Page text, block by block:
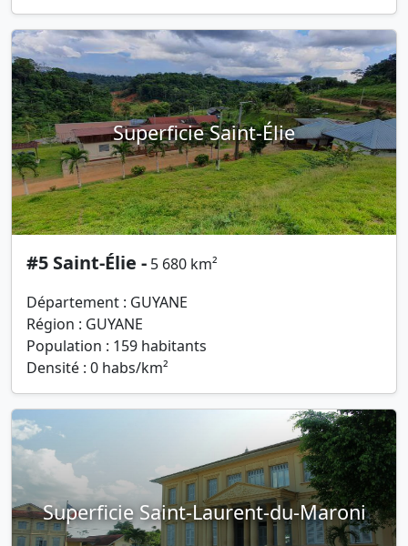
Superficie Saint-Élie
#5 Saint-Élie - 5 680 km²
Département : GUYANE
Région : GUYANE
Population : 159 habitants
Densité : 0 habs/km²
Superficie Saint-Laurent-du-Maroni